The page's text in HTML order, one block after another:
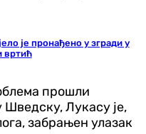
је пронађено у згради у
вртић
прошли
Лукасу је,
забрањен улазак